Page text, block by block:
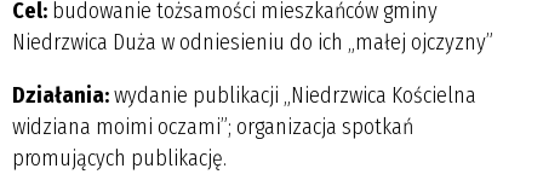
Cel: budowanie tożsamości mieszkańców gminy
Niedrzwica Duża w odniesieniu do ich „małej ojczyzny”
Działania:wydanie publikacji „Niedrzwica Kościelna
widziana moimi oczami”; organizacja spotkań
promujących publikację.